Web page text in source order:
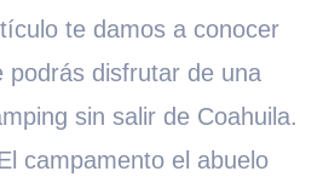
te damos a conocer
podrás disfrutar de una
sin salir de Coahuila.
campamento el abuelo